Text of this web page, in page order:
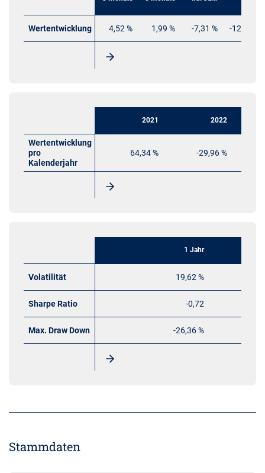
Wertentwicklung 4,52 % 1,99 % -7,31 % -12,74 %
2021 2022
Wertentwicklung
pro
Kalenderjahr
64,34 % -29,96 %
1 Jahr
Volatilität 19,62 %
Sharpe Ratio -0,72
Max. Draw Down -26,36 %
Stammdaten